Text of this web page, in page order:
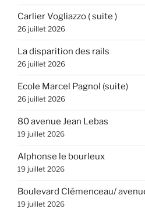
Carlier Vogliazzo ( suite )
26 juillet 2026
La disparition des rails
26 juillet 2026
Ecole Marcel Pagnol (suite)
26 juillet 2026
80 avenue Jean Lebas
19 juillet 2026
Alphonse le bourleux
19 juillet 2026
Boulevard Clémenceau/
19 juillet 2026